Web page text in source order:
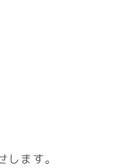
ます。